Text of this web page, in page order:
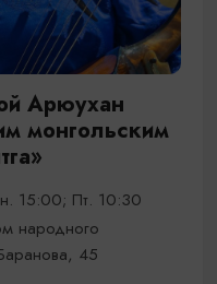
Арюухан
монгольским
15:00; Пт. 10:30
народного
45